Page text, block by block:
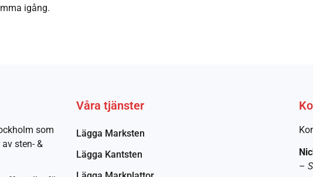
igång.
som
sten- &
Våra tjänster
Lägga Marksten
Lägga Kantsten
–